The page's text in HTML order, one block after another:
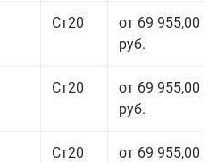
Ст20
от 69 955,00
руб.
Ст20
от 69 955,00
руб.
Ст20
от 69 955,00